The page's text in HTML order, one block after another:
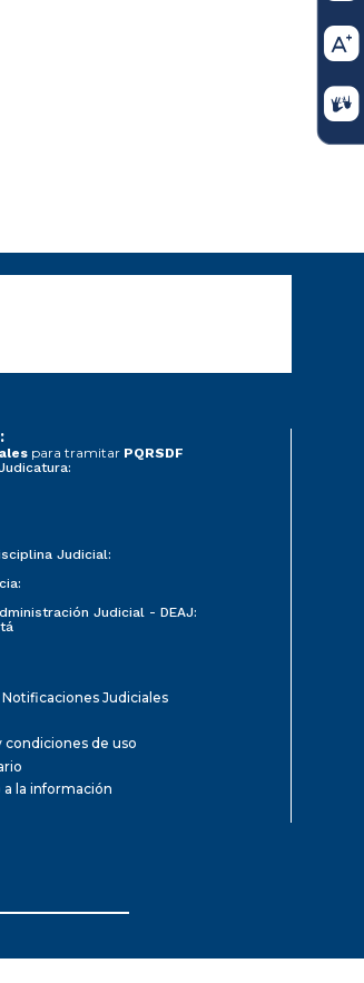
para tramitar PQRSDF
Judicial:
Judicial - DEAJ:
Judiciales
condiciones de uso
a la información